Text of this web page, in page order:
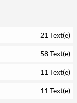
21 Text(e)
58 Text(e)
11 Text(e)
11 Text(e)